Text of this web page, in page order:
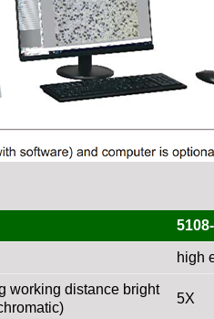
high
working distance bright
5X